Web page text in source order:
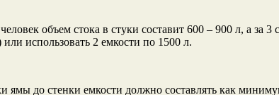
объем стока в стуки составит 600 – 900 л, а за 3
использовать 2 емкости по 1500 л.
ямы до стенки емкости должно составлять как